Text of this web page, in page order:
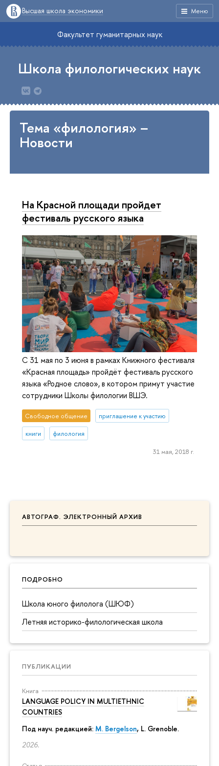
Меню
Высшая школа экономики
АВТОГРАФ. ЭЛЕКТРОННЫЙ АРХИВ
ПОДРОБНО
Школа юного филолога (ШЮФ)
Летняя историко-филологическая школа
ПУБЛИКАЦИИ
Книга
LANGUAGE POLICY IN MULTIETHNIC
COUNTRIES
Под науч. редакцией: M. Bergelson, L. Grenoble.
2026.
Факультет гуманитарных наук
Школа филологических наук
Тема «филология» –
Новости
На Красной площади пройдет
фестиваль русского языка
С 31 мая по 3 июня в рамках Книжного фестиваля
«Красная площадь» пройдёт фестиваль русского
языка «Родное слово», в котором примут участие
сотрудники Школы филологии ВШЭ.
Свободное общение приглашение к участию
книги филология
31 мая, 2018 г.